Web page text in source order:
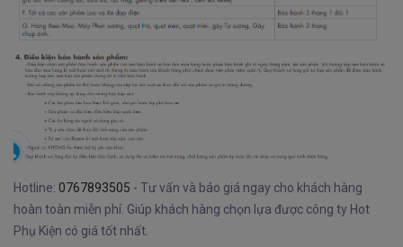
Hotline: 0767893505 - Tư vấn và báo giá ngay cho khách hàng
hoàn toàn miễn phí. Giúp khách hàng chọn lựa được công ty Hot
Phụ Kiện có giá tốt nhất.